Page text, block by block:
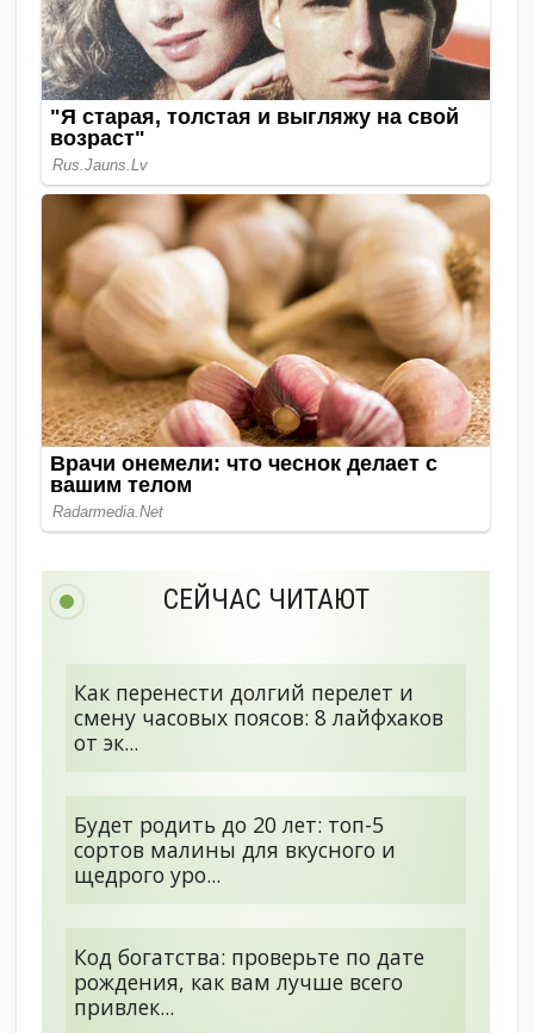
СЕЙЧАС ЧИТАЮТ
Как перенести долгий перелет и
смену часовых поясов: 8 лайфхаков
от эк...
Будет родить до 20 лет: топ-5
сортов малины для вкусного и
щедрого уро...
Код богатства: проверьте по дате
рождения, как вам лучше всего
привлек...